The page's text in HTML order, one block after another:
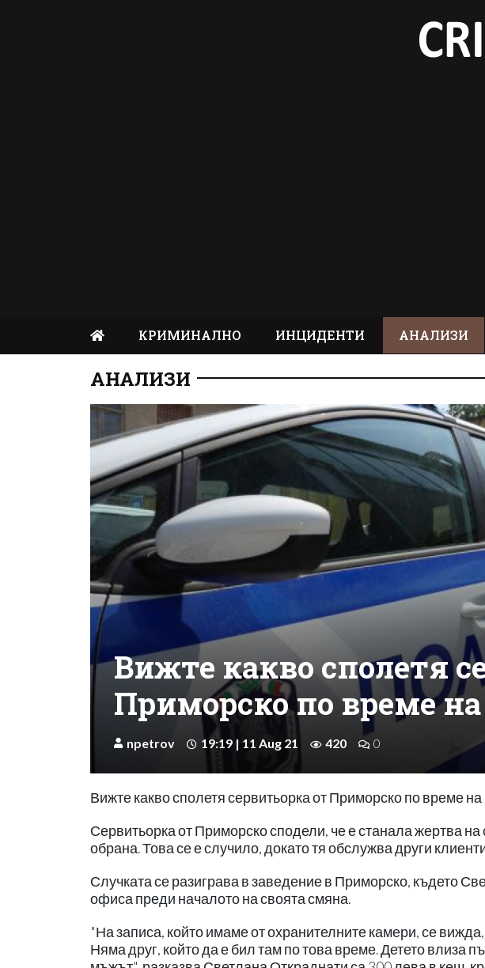
КРИМИНАЛНО ИНЦИДЕНТИ АНАЛИЗИ
АНАЛИЗИ
Вижте какво сполетя
Приморско по време на
npetrov 19:19 | 11 Aug 21 420 0
Вижте какво сполетя сервитьорка от Приморско по време на
Сервитьорка от Приморско сподели, че е станала жертва на
обрана. Това се е случило, докато тя обслужва други
Случката се разиграва в заведение в Приморско, където
офиса преди началото на своята смяна.
"На записа, който имаме от охранителните камери, се
Няма друг, който да е бил там по това време. Детето влиза